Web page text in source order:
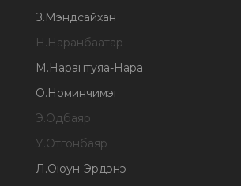
З.Мэндсайхан
Н.Наранбаатар
М.Нарантуяа-Нара
О.Номинчимэг
Э.Одбаяр
У.Отгонбаяр
Л.Оюун-Эрдэнэ